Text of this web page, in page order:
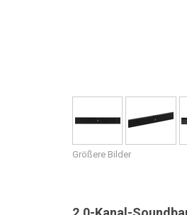
Größere Bilder